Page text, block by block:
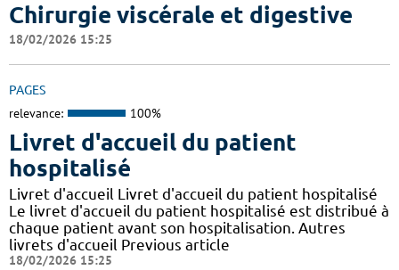
Chirurgie viscérale et digestive
18/02/2026 15:25
PAGES
relevance: 100%
Livret d'accueil du patient
hospitalisé
Livret d'accueil Livret d'accueil du patient hospitalisé
Le livret d'accueil du patient hospitalisé est distribué à
chaque patient avant son hospitalisation. Autres
livrets d'accueil Previous article
18/02/2026 15:25